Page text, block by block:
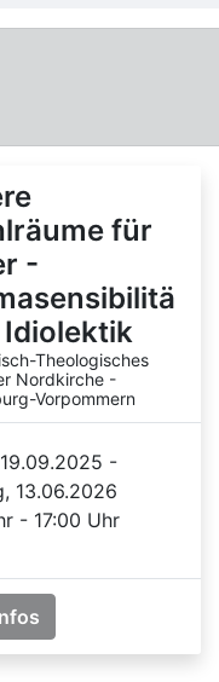
für
-
Theologisches
Nordkirche -
Vorpommern
-
13.06.2026
- 17:00 Uhr